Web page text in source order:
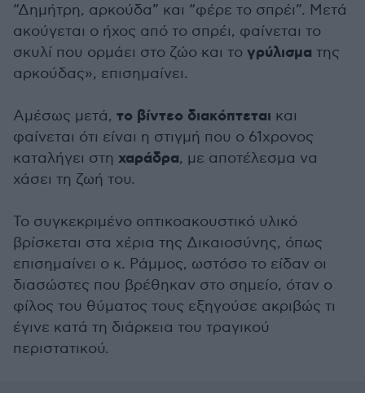
“Δημήτρη, αρκούδα” και “φέρε το σπρέι”. Μετά
ακούγεται ο ήχος από το σπρέι, φαίνεται το
σκυλί που ορμάει στο ζώο και το γρύλισμα της
αρκούδας», επισημαίνει.
Αμέσως μετά, το βίντεο διακόπτεται και
φαίνεται ότι είναι η στιγμή που ο 61χρονος
καταλήγει στη χαράδρα, με αποτέλεσμα να
χάσει τη ζωή του.
Το συγκεκριμένο οπτικοακουστικό υλικό
βρίσκεται στα χέρια της Δικαιοσύνης, όπως
επισημαίνει ο κ. Ράμμος, ωστόσο το είδαν οι
διασώστες που βρέθηκαν στο σημείο, όταν ο
φίλος του θύματος τους εξηγούσε ακριβώς τι
έγινε κατά τη διάρκεια του τραγικού
περιστατικού.